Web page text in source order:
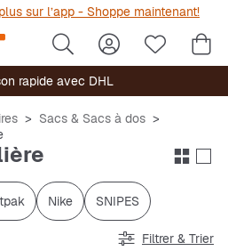
sur l’app - Shoppe maintenant!
rapide avec DHL
Sacs & Sacs à dos
Nike
SNIPES
Filtrer & Trier